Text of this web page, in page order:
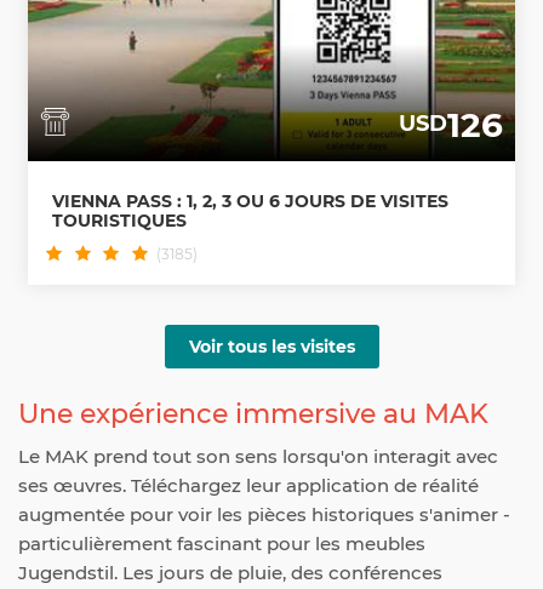
USD126
VIENNA PASS : 1, 2, 3 OU 6 JOURS DE VISITES
TOURISTIQUES
(3185)
Voir tous les visites
Une expérience immersive au MAK
Le MAK prend tout son sens lorsqu'on interagit avec
ses œuvres. Téléchargez leur application de réalité
augmentée pour voir les pièces historiques s'animer -
particulièrement fascinant pour les meubles
Jugendstil. Les jours de pluie, des conférences